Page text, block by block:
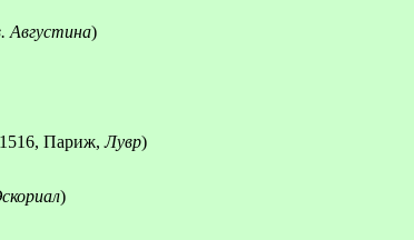
Августина)
Париж,Лувр)
)